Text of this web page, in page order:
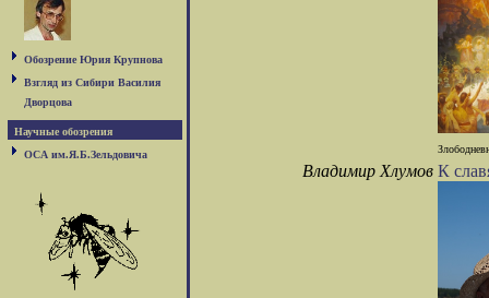
Обозрение Юрия Крупнова
Взгляд из Сибири Василия
Дворцова
Научные обозрения
ОСА им.Я.Б.Зельдовича
Владимир Хлумов К